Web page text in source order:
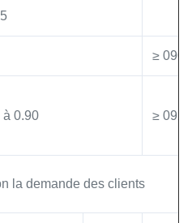
≥ 090
à 0.90 ≥ 092
la demande des clients